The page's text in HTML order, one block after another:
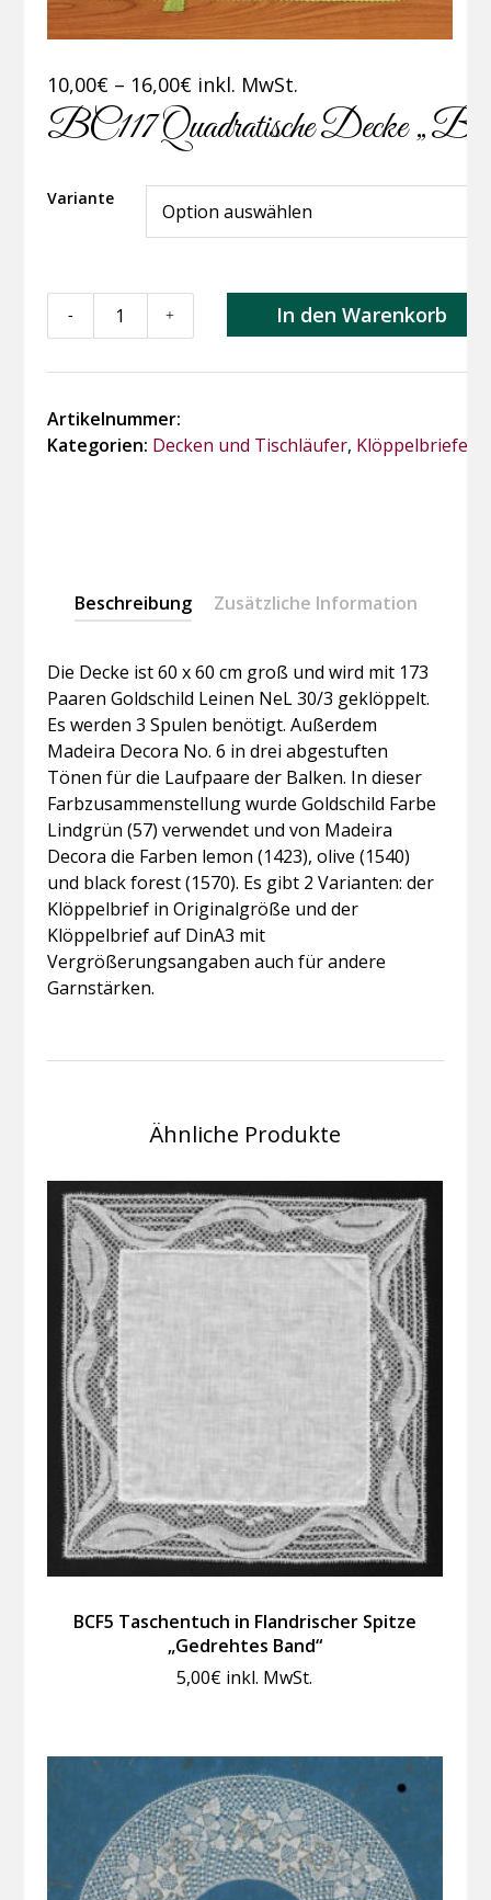
10,00€ – 16,00€Preisspanne:
10,00€
bis
16,00€
inkl. MwSt.
BC117 Quadratische Decke
Variante
Quadratische
Menge
- + In den Warenkorb
Artikelnummer:
Kategorien: Decken und Tischläufer, Klöppelbriefe/-
Beschreibung Zusätzliche Information
Die Decke ist 60 x 60 cm groß und wird mit 173
Paaren Goldschild Leinen NeL 30/3 geklöppelt.
Es werden 3 Spulen benötigt. Außerdem
Madeira Decora No. 6 in drei abgestuften
Tönen für die Laufpaare der Balken. In dieser
Farbzusammenstellung wurde Goldschild Farbe
Lindgrün (57) verwendet und von Madeira
Decora die Farben lemon (1423), olive (1540)
und black forest (1570). Es gibt 2 Varianten: der
Klöppelbrief in Originalgröße und der
Klöppelbrief auf DinA3 mit
Vergrößerungsangaben auch für andere
Garnstärken.
Ähnliche Produkte
BCF5 Taschentuch in Flandrischer Spitze
„Gedrehtes Band“
5,00€ inkl. MwSt.